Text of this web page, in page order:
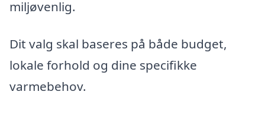
miljøvenlig.
Dit valg skal baseres på både budget,
lokale forhold og dine specifikke
varmebehov.